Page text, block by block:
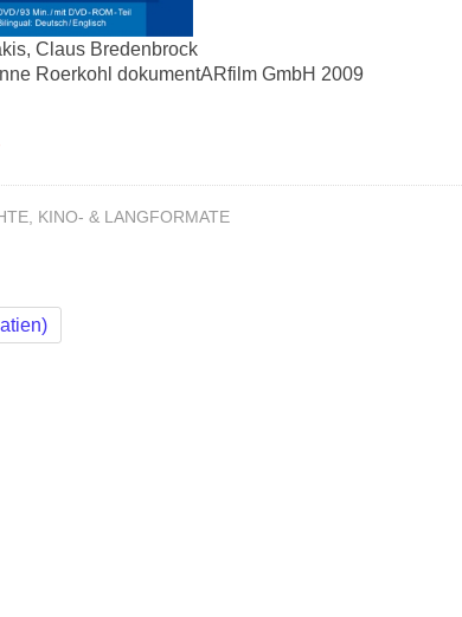
Claus Bredenbrock
Roerkohl dokumentARfilm GmbH 2009
KINO- & LANGFORMATE